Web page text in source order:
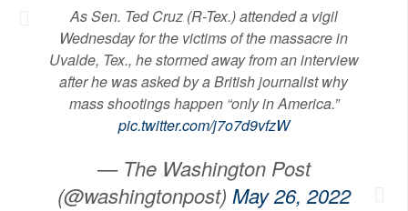
As Sen. Ted Cruz (R-Tex.) attended a vigil
Wednesday for the victims of the massacre in
Uvalde, Tex., he stormed away from an interview
after he was asked by a British journalist why
mass shootings happen “only in America.”
pic.twitter.com/j7o7d9vfzW
— The Washington Post
(@washingtonpost) May 26, 2022